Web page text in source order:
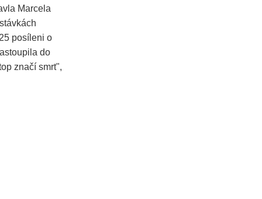
Marcela
posíleni o
do
značí smrt",